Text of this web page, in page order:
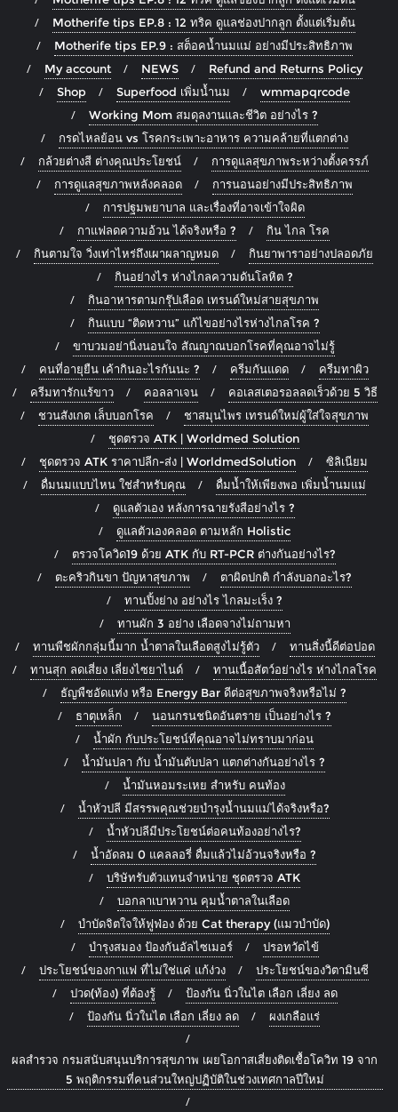
Motherife tips EP.8 : 12 ทริค ดูแลช่องปากลูก ตั้งแต่เริ่มต้น
Motherife tips EP.9 : สต็อคน้ำนมแม่ อย่างมีประสิทธิภาพ
My account
NEWS
Refund and Returns Policy
Shop
Superfood เพิ่มน้ำนม
wmmapqrcode
Working Mom สมดุลงานและชีวิต อย่างไร ?
กรดไหลย้อน vs โรคกระเพาะอาหาร ความคล้ายที่แตกต่าง
กล้วยต่างสี ต่างคุณประโยชน์
การดูแลสุขภาพระหว่างตั้งครรภ์
การดูแลสุขภาพหลังคลอด
การนอนอย่างมีประสิทธิภาพ
การปฐมพยาบาล และเรื่องที่อาจเข้าใจผิด
กาแฟลดความอ้วน ได้จริงหรือ ?
กิน ไกล โรค
กินตามใจ วิ่งเท่าไหร่ถึงเผาผลาญหมด
กินยาพาราอย่างปลอดภัย
กินอย่างไร ห่างไกลความดันโลหิต ?
กินอาหารตามกรุ๊ปเลือด เทรนด์ใหม่สายสุขภาพ
กินแบบ “ติดหวาน” แก้ไขอย่างไรห่างไกลโรค ?
ขาบวมอย่านิ่งนอนใจ สัณญาณบอกโรคที่คุณอาจไม่รู้
คนที่อายุยืน เค้ากินอะไรกันนะ ?
ครีมกันแดด
ครีมทาผิว
ครีมทารักแร้ขาว
คอลลาเจน
คอเลสเตอรอลลดเร็วด้วย 5 วิธี
ชวนสังเกต เล็บบอกโรค
ชาสมุนไพร เทรนด์ใหม่ผู้ใส่ใจสุขภาพ
ชุดตรวจ ATK | Worldmed Solution
ชุดตรวจ ATK ราคาปลีก-ส่ง | WorldmedSolution
ซิลิเนียม
ดื่มนมแบบไหน ใช่สำหรับคุณ
ดื่มน้ำให้เพียงพอ เพิ่มน้ำนมแม่
ดูแลตัวเอง หลังการฉายรังสีอย่างไร ?
ดูแลตัวเองคลอด ตามหลัก Holistic
ตรวจโควิด19 ด้วย ATK กับ RT-PCR ต่างกันอย่างไร?
ตะคริวกินขา ปัญหาสุขภาพ
ตาผิดปกติ กำลังบอกอะไร?
ทานปิ้งย่าง อย่างไร ไกลมะเร็ง ?
ทานผัก 3 อย่าง เลือดจางไม่ถามหา
ทานพืชผักกลุ่มนี้มาก น้ำตาลในเลือดสูงไม่รู้ตัว
ทานสิ่งนี้ดีต่อปอด
ทานสุก ลดเสี่ยง เลี่ยงไซยาไนด์
ทานเนื้อสัตว์อย่างไร ห่างไกลโรค
ธัญพืชอัดแท่ง หรือ Energy Bar ดีต่อสุขภาพจริงหรือไม่ ?
ธาตุเหล็ก
นอนกรนชนิดอันตราย เป็นอย่างไร ?
น้ำผัก กับประโยชน์ที่คุณอาจไม่ทราบมาก่อน
น้ำมันปลา กับ น้ำมันตับปลา แตกต่างกันอย่างไร ?
น้ำมันหอมระเหย สำหรับ คนท้อง
น้ำหัวปลี มีสรรพคุณช่วยบำรุงน้ำนมแม่ได้จริงหรือ?
น้ำหัวปลีมีประโยชน์ต่อคนท้องอย่างไร?
น้ำอัดลม 0 แคลลอรี่ ดื่มแล้วไม่อ้วนจริงหรือ ?
บริษัทรับตัวแทนจำหน่าย ชุดตรวจ ATK
บอกลาเบาหวาน คุมน้ำตาลในเลือด
บำบัดจิตใจให้ฟูฟ่อง ด้วย Cat therapy (แมวบำบัด)
บำรุงสมอง ป้องกันอัลไซเมอร์
ปรอทวัดไข้
ประโยชน์ของกาแฟ ที่ไม่ใช่แค่ แก้ง่วง
ประโยชน์ของวิตามินซี
ปวด(ท้อง) ที่ต้องรู้
ป้องกัน นิ่วในไต เลือก เลี่ยง ลด
ป้องกัน นิ่วในไต เลือก เลี่ยง ลด
ผงเกลือแร่
ผลสำรวจ กรมสนับสนุนบริการสุขภาพ เผยโอกาสเสี่ยงติดเชื้อโควิท 19 จาก
5 พฤติกรรมที่คนส่วนใหญ่ปฏิบัติในช่วงเทศกาลปีใหม่